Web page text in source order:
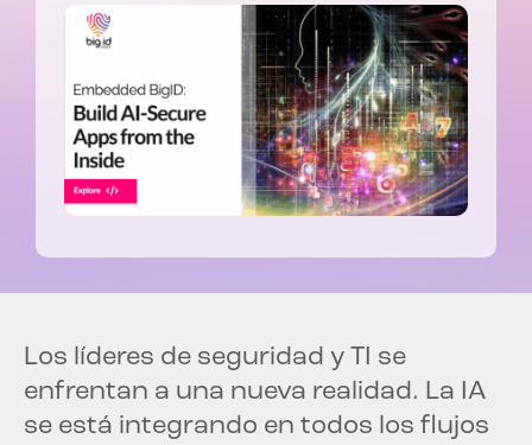
Los líderes de seguridad y TI se
enfrentan a una nueva realidad. La IA
se está integrando en todos los flujos